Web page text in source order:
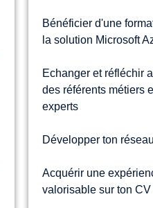
Bénéficier d'une
la solution Microsoft
Echanger et réfléchir
des référents métiers
experts
Développer ton réseau
Acquérir une
valorisable sur ton CV